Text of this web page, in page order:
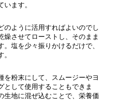
ます。
のように活用すればよいのでし
燥させてローストし、そのまま
塩を少々振りかけるだけで、
を粉末にして、スムージーやヨ
として使用することもできま
生地に混ぜ込むことで、栄養価